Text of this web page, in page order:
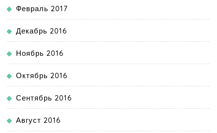
Февраль 2017
Декабрь 2016
Ноябрь 2016
Октябрь 2016
Сентябрь 2016
Август 2016